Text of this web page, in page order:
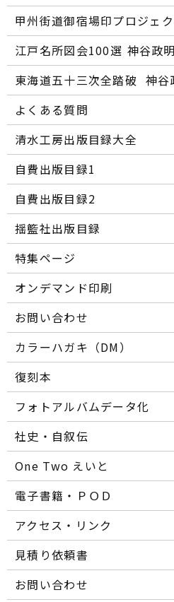
甲州街道御宿場印プロジェ
江戸名所図会100選―― 神谷政
東海道五十三次全踏破 ―― 神
よくある質問
清水工房出版目録大全
自費出版目録1
自費出版目録2
揺籃社出版目録
特集ページ
オンデマンド印刷
お問い合わせ
カラーハガキ（DM）
復刻本
フォトアルバムデータ化
社史・自叙伝
One Two えいと
電子書籍・ＰＯＤ
アクセス・リンク
見積り依頼書
お問い合わせ